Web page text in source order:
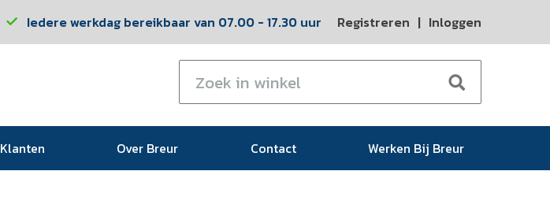
Iedere werkdag bereikbaar van 07.00 - 17.30 uur Registreren | Inloggen
Klanten Over Breur Contact Werken Bij Breur